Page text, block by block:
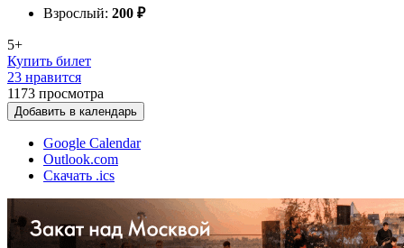
Взрослый: 200 ₽
5+
Купить билет
23 нравится
1173 просмотра
Добавить в календарь
Google Calendar
Outlook.com
Скачать .ics